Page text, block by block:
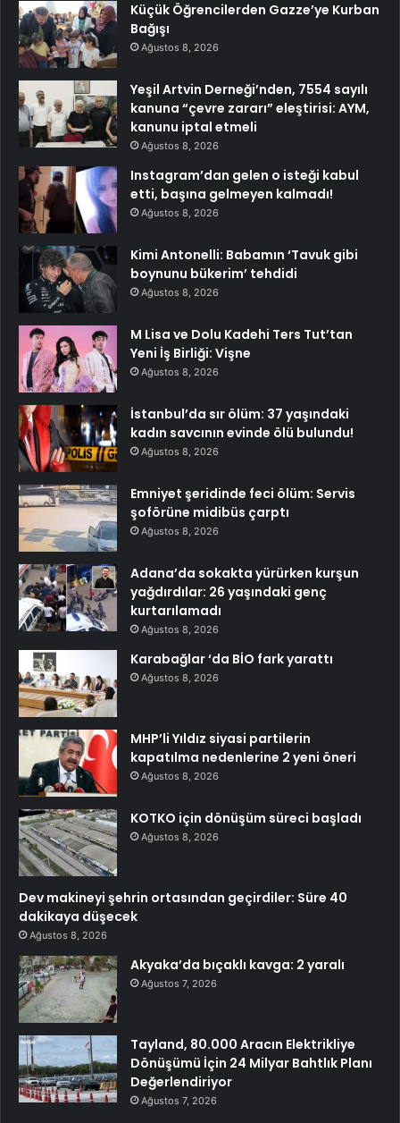
Küçük Öğrencilerden Gazze’ye Kurban
Bağışı
Ağustos 8, 2026
Yeşil Artvin Derneği’nden, 7554 sayılı
kanuna “çevre zararı” eleştirisi: AYM,
kanunu iptal etmeli
Ağustos 8, 2026
Instagram’dan gelen o isteği kabul
etti, başına gelmeyen kalmadı!
Ağustos 8, 2026
Kimi Antonelli: Babamın ‘Tavuk gibi
boynunu bükerim’ tehdidi
Ağustos 8, 2026
M Lisa ve Dolu Kadehi Ters Tut’tan
Yeni İş Birliği: Vişne
Ağustos 8, 2026
İstanbul’da sır ölüm: 37 yaşındaki
kadın savcının evinde ölü bulundu!
Ağustos 8, 2026
Emniyet şeridinde feci ölüm: Servis
şoförüne midibüs çarptı
Ağustos 8, 2026
Adana’da sokakta yürürken kurşun
yağdırdılar: 26 yaşındaki genç
kurtarılamadı
Ağustos 8, 2026
Karabağlar ‘da BİO fark yarattı
Ağustos 8, 2026
MHP’li Yıldız siyasi partilerin
kapatılma nedenlerine 2 yeni öneri
Ağustos 8, 2026
KOTKO için dönüşüm süreci başladı
Ağustos 8, 2026
Dev makineyi şehrin ortasından geçirdiler: Süre 40
dakikaya düşecek
Ağustos 8, 2026
Akyaka’da bıçaklı kavga: 2 yaralı
Ağustos 7, 2026
Tayland, 80.000 Aracın Elektrikliye
Dönüşümü İçin 24 Milyar Bahtlık Planı
Değerlendiriyor
Ağustos 7, 2026